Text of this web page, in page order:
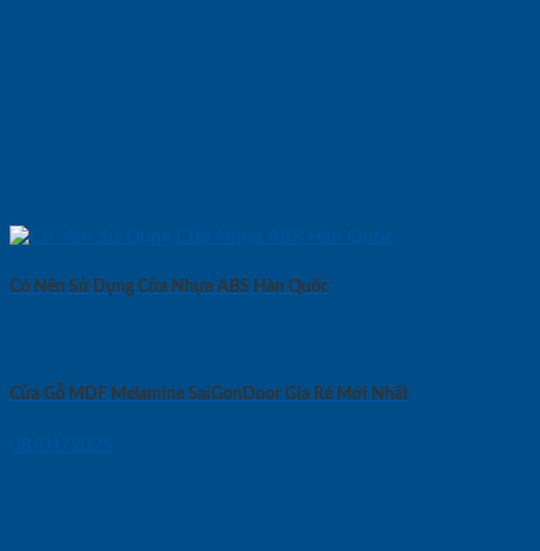
Có Nên Sử Dụng Cửa Nhựa ABS Hàn Quốc
Cửa Gỗ MDF Melamine SaiGonDoor Gía Rẻ Mới Nhất
08/01/2025